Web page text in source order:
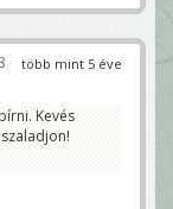
több mint 5 éve
Kevés